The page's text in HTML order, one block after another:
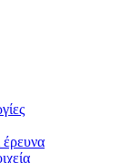
έρευνα